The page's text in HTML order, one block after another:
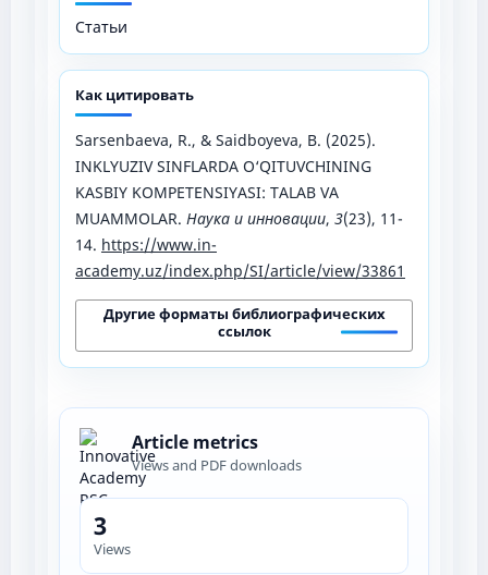
Статьи
Как цитировать
Sarsenbaeva, R., & Saidboyeva, B. (2025).
INKLYUZIV SINFLARDA O‘QITUVCHINING
KASBIY KOMPETENSIYASI: TALAB VA
MUAMMOLAR. Наука и инновации, 3(23), 11-
14. https://www.in-
academy.uz/index.php/SI/article/view/33861
Другие форматы библиографических
ссылок
Article metrics
Views and PDF downloads
3
Views